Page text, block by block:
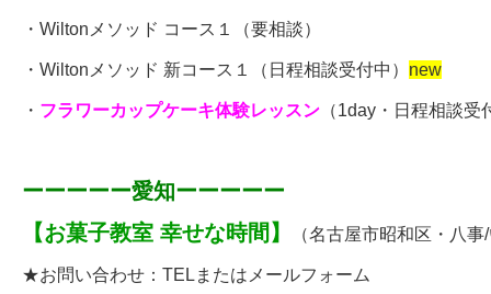
・ Wiltonメソッド コース１ （要相談）
・ Wiltonメソッド 新コース１ （日程相談受付中） new
・ フラワーカップケーキ体験レッスン （1day・日程相談受
ーーーーー愛知ーーーーー
【お菓子教室 幸せな時間 】 （名古屋市昭和区・八
★お問い合わせ： TELまたはメールフォーム